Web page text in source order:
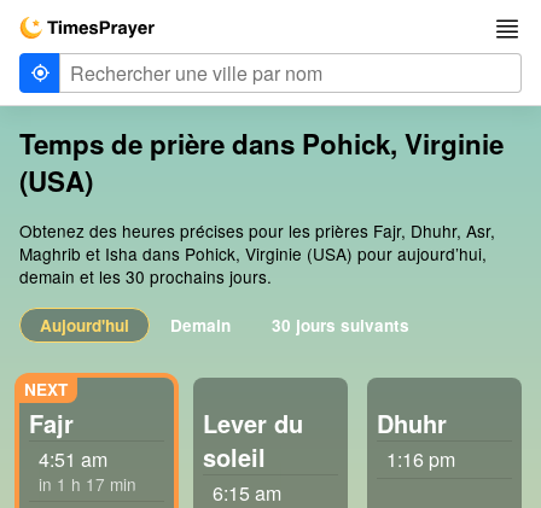
Temps de prière dans Pohick, Virginie
(USA)
Obtenez des heures précises pour les prières Fajr, Dhuhr, Asr,
Maghrib et Isha dans Pohick, Virginie (USA) pour aujourd’hui,
demain et les 30 prochains jours.
Aujourd'hui Demain 30 jours suivants
Fajr
4:51 am
in 1 h 17 min
Lever du
soleil
6:15 am
Dhuhr
1:16 pm